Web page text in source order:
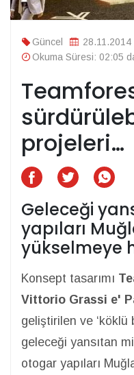
Güncel
28.11.2014
Okuma Süresi: 02:05
projeleri…
Geleceği
yapıları
yükselmeye
Konsept tasarımı
Vittorio Grassi e'
geliştirilen ve
geleceği yansıtan
otogar yapıları